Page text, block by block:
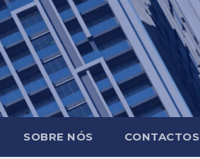
SOBRE NÓS CONTACTOS